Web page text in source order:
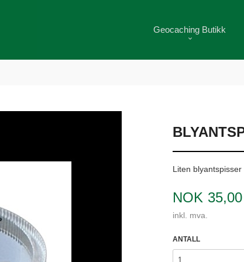
Geocaching Butikk
Liten
Pris
NOK 35,00
inkl. mva.
ANTALL